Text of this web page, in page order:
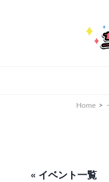
Home >
« イベント一覧